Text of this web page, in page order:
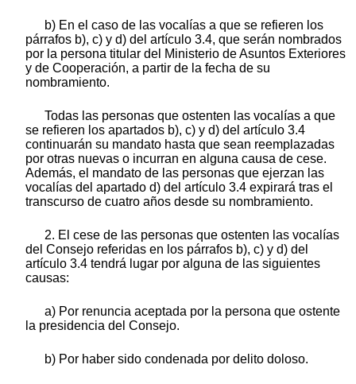
b) En el caso de las vocalías a que se refieren los
párrafos b), c) y d) del artículo 3.4, que serán nombrados
por la persona titular del Ministerio de Asuntos Exteriores
y de Cooperación, a partir de la fecha de su
nombramiento.
Todas las personas que ostenten las vocalías a que
se refieren los apartados b), c) y d) del artículo 3.4
continuarán su mandato hasta que sean reemplazadas
por otras nuevas o incurran en alguna causa de cese.
Además, el mandato de las personas que ejerzan las
vocalías del apartado d) del artículo 3.4 expirará tras el
transcurso de cuatro años desde su nombramiento.
2. El cese de las personas que ostenten las vocalías
del Consejo referidas en los párrafos b), c) y d) del
artículo 3.4 tendrá lugar por alguna de las siguientes
causas:
a) Por renuncia aceptada por la persona que ostente
la presidencia del Consejo.
b) Por haber sido condenada por delito doloso.